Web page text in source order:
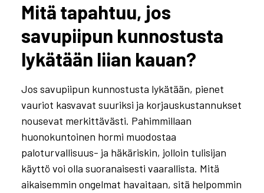
Mitä tapahtuu, jos
savupiipun kunnostusta
lykätään liian kauan?
Jos savupiipun kunnostusta lykätään, pienet
vauriot kasvavat suuriksi ja korjauskustannukset
nousevat merkittävästi. Pahimmillaan
huonokuntoinen hormi muodostaa
paloturvallisuus- ja häkäriskin, jolloin tulisijan
käyttö voi olla suoranaisesti vaarallista. Mitä
aikaisemmin ongelmat havaitaan, sitä helpommin